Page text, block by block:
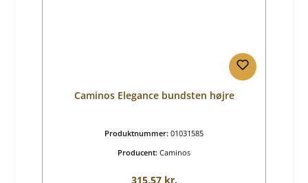
Caminos Elegance bundsten højre
Produktnummer: 01031585
Producent: Caminos
Almindelig pris:
315,57 kr.